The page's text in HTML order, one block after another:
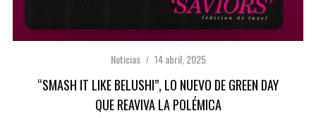
Noticias 14 abril, 2025
“SMASH IT LIKE BELUSHI”, LO NUEVO DE GREEN DAY
QUE REAVIVA LA POLÉMICA